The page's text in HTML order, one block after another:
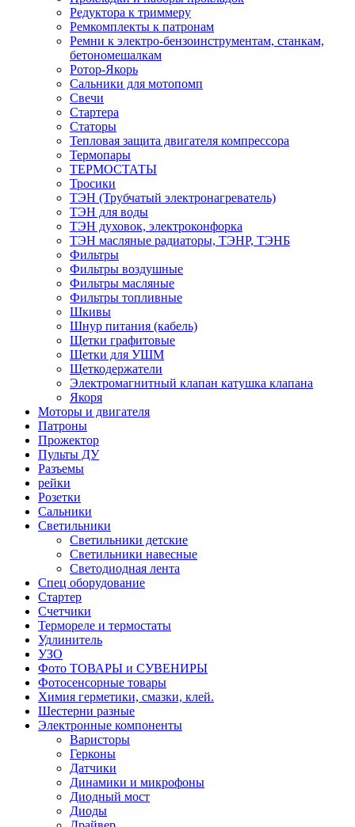
Редуктора к триммеру
Ремкомплекты к патронам
Ремни к электро-бензоинструментам, станкам,
бетономешалкам
Ротор-Якорь
Сальники для мотопомп
Свечи
Стартера
Статоры
Тепловая защита двигателя компрессора
Термопары
ТЕРМОСТАТЫ
Тросики
ТЭН (Трубчатый электронагреватель)
ТЭН для воды
ТЭН духовок, электроконфорка
ТЭН масляные радиаторы, ТЭНР, ТЭНБ
Фильтры
Фильтры воздушные
Фильтры масляные
Фильтры топливные
Шкивы
Шнур питания (кабель)
Щетки графитовые
Щетки для УШМ
Щеткодержатели
Электромагнитный клапан катушка клапана
Якоря
Моторы и двигателя
Патроны
Прожектор
Пульты ДУ
Разъемы
рейки
Розетки
Сальники
Светильники
Светильники детские
Светильники навесные
Светодиодная лента
Спец оборудование
Стартер
Счетчики
Термореле и термостаты
Удлинитель
УЗО
Фото ТОВАРЫ и СУВЕНИРЫ
Фотосенсорные товары
Химия герметики, смазки, клей.
Шестерни разные
Электронные компоненты
Варисторы
Герконы
Датчики
Динамики и микрофоны
Диодный мост
Диоды